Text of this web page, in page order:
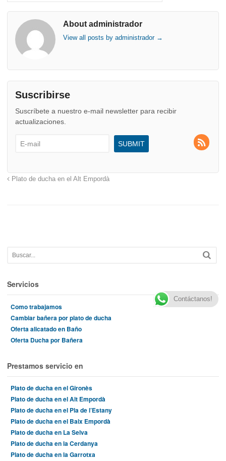
About administrador
View all posts by administrador →
Suscribirse
Suscríbete a nuestro e-mail newsletter para recibir
actualizaciones.
Plato de ducha en el Alt Empordà
Servicios
Como trabajamos
Cambiar bañera por plato de ducha
Oferta alicatado en Baño
Oferta Ducha por Bañera
Prestamos servicio en
Plato de ducha en el Gironès
Plato de ducha en el Alt Empordà
Plato de ducha en el Pla de l’Estany
Plato de ducha en el Baix Empordà
Plato de ducha en La Selva
Plato de ducha en la Cerdanya
Plato de ducha en la Garrotxa
Contáctanos!